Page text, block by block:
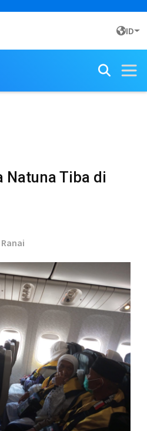
ID
Natuna Tiba di
Ranai